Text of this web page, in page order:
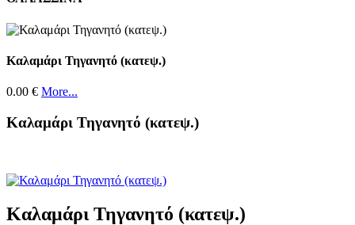
Καλαμάρι Τηγανητό (κατεψ.)
0.00 € More...
Καλαμάρι Τηγανητό (κατεψ.)
Καλαμάρι Τηγανητό (κατεψ.)